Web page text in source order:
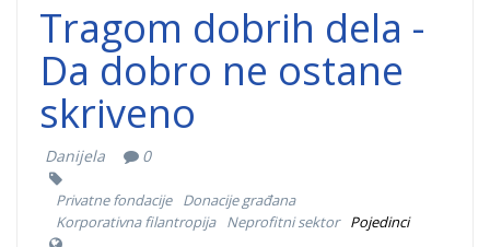
Tragom dobrih dela -
Da dobro ne ostane
skriveno
Danijela 0
Privatne fondacije
Donacije građana
Korporativna filantropija
Neprofitni sektor Pojedinci